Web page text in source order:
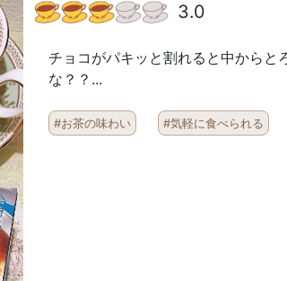
3.0
チョコがパキッと割れると中からと
な？？...
#お茶の味わい #気軽に食べられる